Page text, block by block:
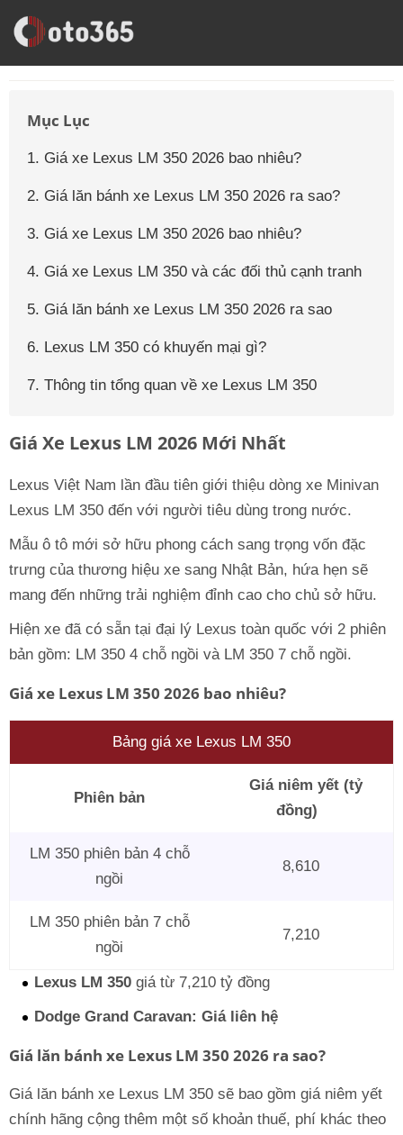
Trang Chủ Giá Xe Ô Tô
Mục Lục
1. Giá xe Lexus LM 350 2026 bao nhiêu?
2. Giá lăn bánh xe Lexus LM 350 2026 ra sao?
3. Giá xe Lexus LM 350 2026 bao nhiêu?
4. Giá xe Lexus LM 350 và các đối thủ cạnh tranh
5. Giá lăn bánh xe Lexus LM 350 2026 ra sao
6. Lexus LM 350 có khuyến mại gì?
7. Thông tin tổng quan về xe Lexus LM 350
Giá Xe Lexus LM 2026 Mới Nhất
Lexus Việt Nam lần đầu tiên giới thiệu dòng xe Minivan
Lexus LM 350 đến với người tiêu dùng trong nước.
Mẫu ô tô mới sở hữu phong cách sang trọng vốn đặc
trưng của thương hiệu xe sang Nhật Bản, hứa hẹn sẽ
mang đến những trải nghiệm đỉnh cao cho chủ sở hữu.
Hiện xe đã có sẵn tại đại lý Lexus toàn quốc với 2 phiên
bản gồm: LM 350 4 chỗ ngồi và LM 350 7 chỗ ngồi.
Giá xe Lexus LM 350 2026 bao nhiêu?
Bảng giá xe Lexus LM 350
Phiên bản
Giá niêm yết (tỷ
đồng)
LM 350 phiên bản 4 chỗ
ngồi
8,610
LM 350 phiên bản 7 chỗ
ngồi
7,210
Lexus LM 350 giá từ 7,210 tỷ đồng
Dodge Grand Caravan: Giá liên hệ
Giá lăn bánh xe Lexus LM 350 2026 ra sao?
Giá lăn bánh xe Lexus LM 350 sẽ bao gồm giá niêm yết
chính hãng cộng thêm một số khoản thuế, phí khác theo